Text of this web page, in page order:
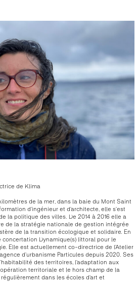
de Klima
de la mer, dans la baie du Mont Saint
d’ingénieur et d’architecte, elle s’est
la politique des villes. De 2014 à 2016 elle a
de la stratégie nationale de gestion intégrée
de la transition écologique et solidaire. En
concertation Dynamique(s) littoral pour le
Elle est actuellement co-directrice de l’Atelier
d’urbanisme Particules depuis 2020. Ses
des territoires, l’adaptation aux
territoriale et le hors champ de la
dans les écoles d’art et